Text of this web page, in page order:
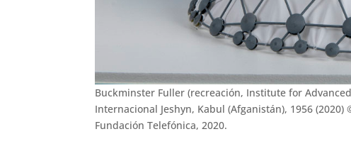
Buckminster Fuller (recreación, Institute for
Internacional Jeshyn, Kabul (Afganistán), 1956
Fundación Telefónica, 2020.